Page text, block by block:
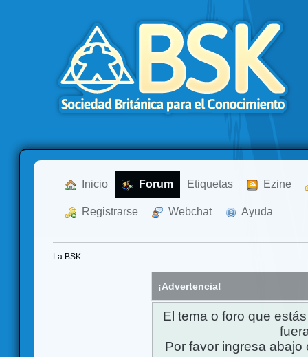
Inicio Forum Etiquetas Ezine
Registrarse Webchat Ayuda
La BSK
¡Advertencia!
El tema o foro que
Por favor ingresa